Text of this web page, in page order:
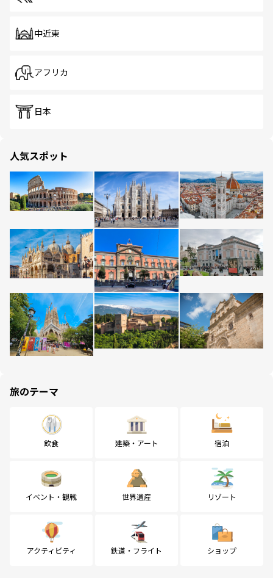
中近東
アフリカ
日本
人気スポット
旅のテーマ
飲食 建築・アート 宿泊
イベント・観戦 世界遺産 リゾート
アクティビティ 鉄道・フライト ショップ